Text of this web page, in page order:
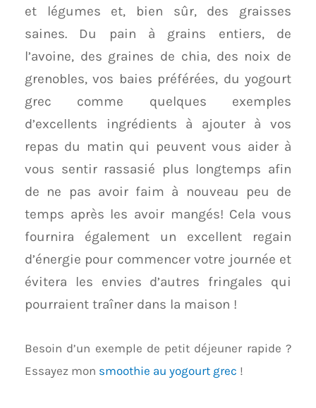
et légumes et, bien sûr, des graisses
saines. Du pain à grains entiers, de
l’avoine, des graines de chia, des noix de
grenobles, vos baies préférées, du yogourt
grec comme quelques exemples
d’excellents ingrédients à ajouter à vos
repas du matin qui peuvent vous aider à
vous sentir rassasié plus longtemps afin
de ne pas avoir faim à nouveau peu de
temps après les avoir mangés! Cela vous
fournira également un excellent regain
d’énergie pour commencer votre journée et
évitera les envies d’autres fringales qui
pourraient traîner dans la maison !
Besoin d’un exemple de petit déjeuner rapide ?
Essayez mon smoothie au yogourt grec !